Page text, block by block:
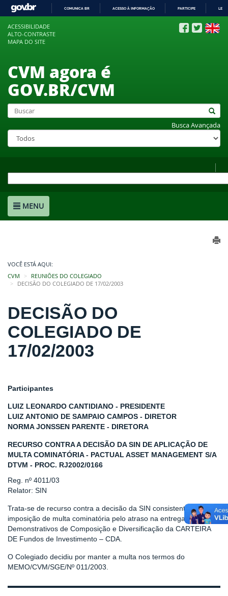
COMUNICA BR ACESSO À INFORMAÇÃO PARTICIPE
ACESSIBILIDADE
ALTO-CONTRASTE
MAPA DO SITE
CVM agora é
GOV.BR/CVM
Busca Avançada
MENU
VOCÊ ESTÁ AQUI:
CVM
REUNIÕES DO COLEGIADO
DECISÃO DO COLEGIADO DE 17/02/2003
DECISÃO DO
COLEGIADO DE
17/02/2003
Participantes
LUIZ LEONARDO CANTIDIANO - PRESIDENTE
LUIZ ANTONIO DE SAMPAIO CAMPOS - DIRETOR
NORMA JONSSEN PARENTE - DIRETORA
RECURSO CONTRA A DECISÃO DA SIN DE APLICAÇÃO DE
MULTA COMINATÓRIA - PACTUAL ASSET MANAGEMENT S/A
DTVM - PROC. RJ2002/0166
Reg. nº 4011/03
Relator: SIN
Trata-se de recurso contra a decisão da SIN consistente na
imposição de multa cominatória pelo atraso na entrega dos
Demonstrativos de Composição e Diversificação da CARTEIRA
DE Fundos de Investimento – CDA.
O Colegiado decidiu por manter a multa nos termos do
MEMO/CVM/SGE/Nº 011/2003.